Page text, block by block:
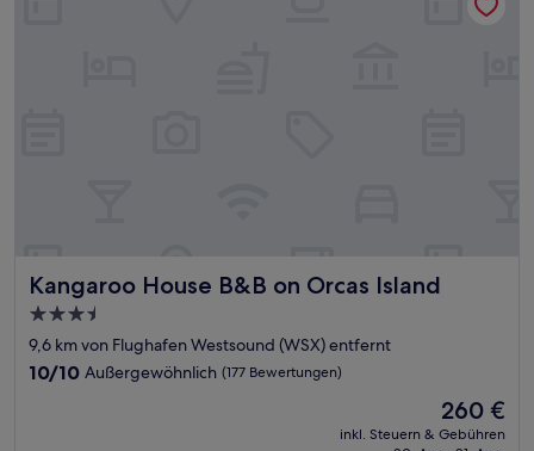
Kangaroo House B&B on Orcas Island
Kangaroo House B&B on Orcas Island
3.5-
Sterne-
Unterkunft
9,6 km von Flughafen Westsound (WSX) entfernt
10.0
10/10 Außergewöhnlich (177 Bewertungen)
Der
Preis
260 €
inkl. Steuern & Gebühren